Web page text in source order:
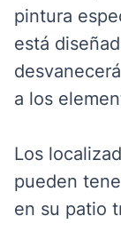
pintura
está
a los
Los
pueden
en su patio